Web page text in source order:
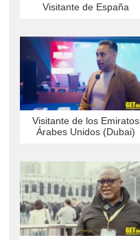
Visitante de España
Visitante de los Emiratos
Árabes Unidos (Dubai)